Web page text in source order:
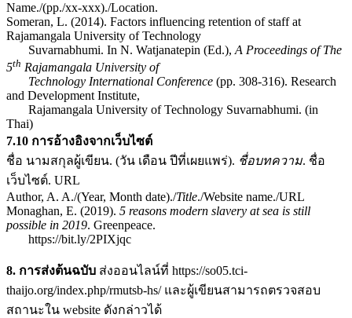
Name./(pp./xx-xxx)./Location.
Someran, L. (2014). Factors influencing retention of staff at
Rajamangala University of Technology
Suvarnabhumi. In N. Watjanatepin (Ed.), A Proceedings of The
5th Rajamangala University of
Technology International Conference (pp. 308-316). Research
and Development Institute,
Rajamangala University of Technology Suvarnabhumi. (in
Thai)
7.10 การอ้างอิงจากเว็บไซต์
ชื่อ นามสกุลผู้เขียน. (วัน เดือน ปีที่เผยแพร่). ชื่อบทความ. ชื่อ
เว็บไซต์. URL
Author, A. A./(Year, Month date)./Title./Website name./URL
Monaghan, E. (2019). 5 reasons modern slavery at sea is still
possible in 2019. Greenpeace.
https://bit.ly/2PIXjqc
8. การส่งต้นฉบับ ส่งออนไลน์ที่ https://so05.tci-
thaijo.org/index.php/rmutsb-hs/ และผู้เขียนสามารถตรวจสอบ
สถานะใน website ดังกล่าวได้